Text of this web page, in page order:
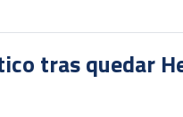
tras quedar